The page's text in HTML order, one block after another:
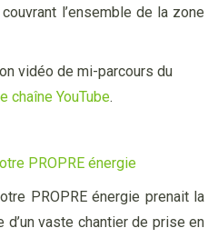
l’ensemble de la zone
vidéo de mi-parcours du
chaîne YouTube.
PROPRE énergie
PROPRE énergie prenait la
d’un vaste chantier de prise en